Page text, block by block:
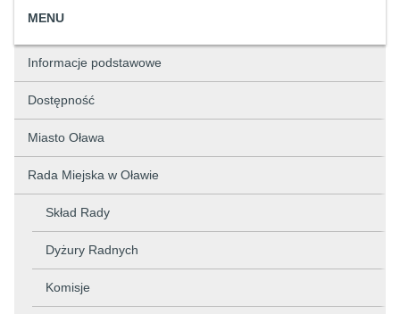
MENU
Informacje podstawowe
Dostępność
Miasto Oława
Rada Miejska w Oławie
Skład Rady
Dyżury Radnych
Komisje